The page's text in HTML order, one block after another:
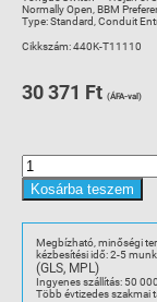
Normally Open, BBM
Type: Standard, Conduit
Cikkszám:440K-T11110
30 371 Ft (ÁFA-val)
440K-
T11110
Guardmaster
Tongue
BBM
mennyiség
Kosárba teszem
Megbízható, minőségi
kézbesítési idő: 2-5
(GLS, MPL)
Ingyenes szállítás: 50
Több évtizedes szakmai